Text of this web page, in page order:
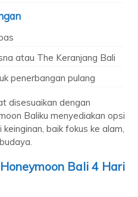
atau The Keranjang Bali
penerbangan pulang
disesuaikan dengan
Baliku menyediakan opsi
baik fokus ke alam,
Bali 4 Hari